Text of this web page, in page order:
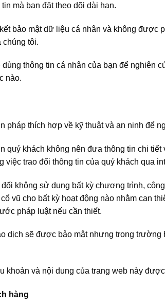
mà bạn đặt theo dõi dài hạn.
bảo mật dữ liệu cá nhân và không được
chúng tôi.
dùng thông tin cá nhân của bạn để nghiên
nào.
pháp thích hợp về kỹ thuật và an ninh để
quý khách không nên đưa thông tin chi
việc trao đổi thông tin của quý khách qua
không sử dụng bất kỳ chương trình,
vũ cho bất kỳ hoạt động nào nhằm can
pháp luật nếu cần thiết.
dịch sẽ được bảo mật nhưng trong
khoản và nội dung của trang web này
hàng